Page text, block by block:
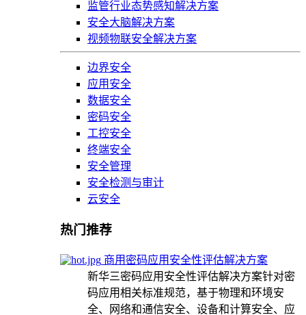
监管行业态势感知解决方案
安全大脑解决方案
视频物联安全解决方案
边界安全
应用安全
数据安全
密码安全
工控安全
终端安全
安全管理
安全检测与审计
云安全
热门推荐
商用密码应用安全性评估解决方案
新华三密码应用安全性评估解决方案针对密
码应用相关标准规范，基于物理和环境安
全、网络和通信安全、设备和计算安全、应